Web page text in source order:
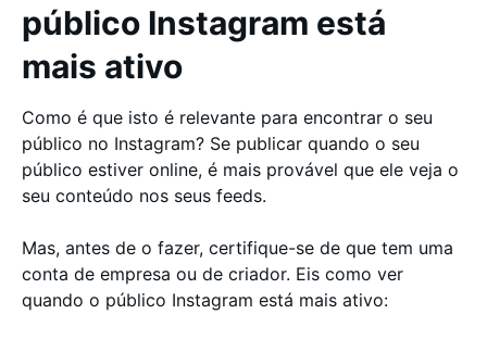
público Instagram está
mais ativo
Como é que isto é relevante para encontrar o seu
público no Instagram? Se publicar quando o seu
público estiver online, é mais provável que ele veja o
seu conteúdo nos seus feeds.
Mas, antes de o fazer, certifique-se de que tem uma
conta de empresa ou de criador. Eis como ver
quando o público Instagram está mais ativo: